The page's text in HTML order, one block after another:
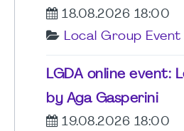
18.08.2026 18:00
Local Group Event
LGDA online event:
by Aga Gasperini
19.08.2026 18:00